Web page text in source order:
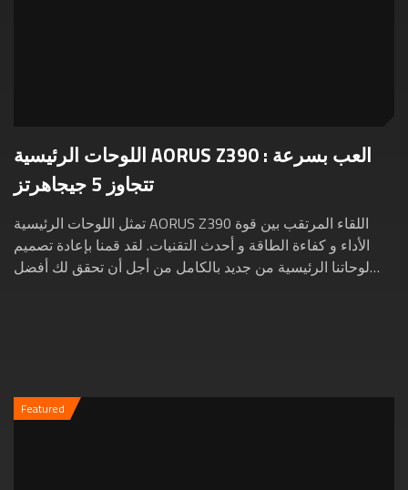
اللوحات الرئيسية AORUS Z390 : العب بسرعة
تتجاوز 5 جيجاهرتز
تمثل اللوحات الرئيسية AORUS Z390 اللقاء المرتقب بين قوة
الأداء و كفاءة الطاقة و أحدث التقنيات. لقد قمنا بإعادة تصميم
لوحاتنا الرئيسية من جديد بالكامل من أجل أن تحقق لك أفضل
Featured